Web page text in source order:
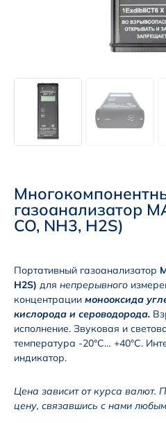
газоанализатор
CO, NH3, H2S)
Портативный газоанализатор
H2S) для непрерывного
концентрации монооксида
кислорода и сероводорода.
исполнение. Звуковая и
температура -20°С… +40°С.
индикатор.
Цена зависит от курса валют.
цену, связавшись с нами